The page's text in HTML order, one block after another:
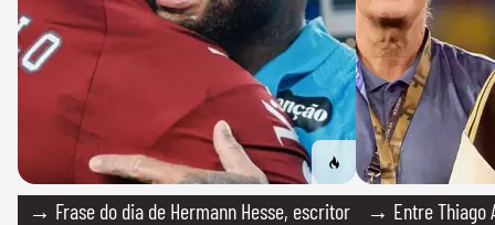
→ Frase do dia de Hermann Hesse, escritor
→ Entre Thiago